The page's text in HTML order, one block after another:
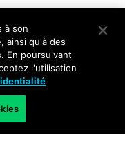
à son
ainsi qu'à des
En poursuivant
l'utilisation